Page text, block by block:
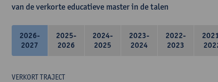
van de verkorte educatieve master in de talen
2026-
2027
2025-
2026
2024-
2025
2023-
2024
2022-
2023
VERKORT TRAJECT